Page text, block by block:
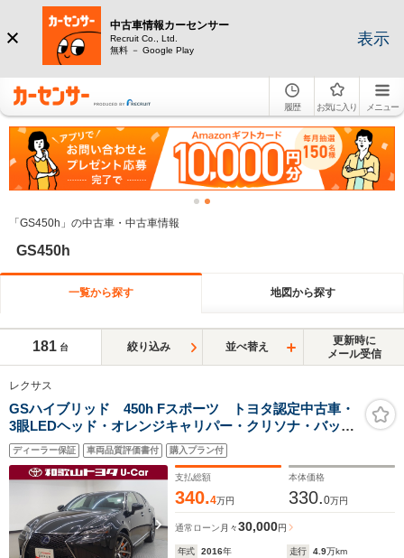
中古車情報カーセンサー
Recruit Co., Ltd.
無料 － Google Play
表示
履歴 お気に入り メニュー
「GS450h」の中古車・中古車情報
GS450h
一覧から探す 地図から探す
181 台 絞り込み 並べ替え
更新時に
メール受信
レクサス
GSハイブリッド 450h Fスポーツ トヨタ認定中古車・
3眼LEDヘッド・オレンジキャリパー・クリソナ・バック
ソナー・赤本革シート
ディーラー保証 車両品質評価書付 購入プラン付
支払総額
340.4万円
本体価格
330.0万円
通常ローン 月々30,000円
年式 2016年 走行 4.9万km